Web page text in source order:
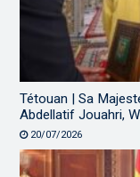
Tétouan | Sa
Abdellatif Jouahri,
20/07/2026